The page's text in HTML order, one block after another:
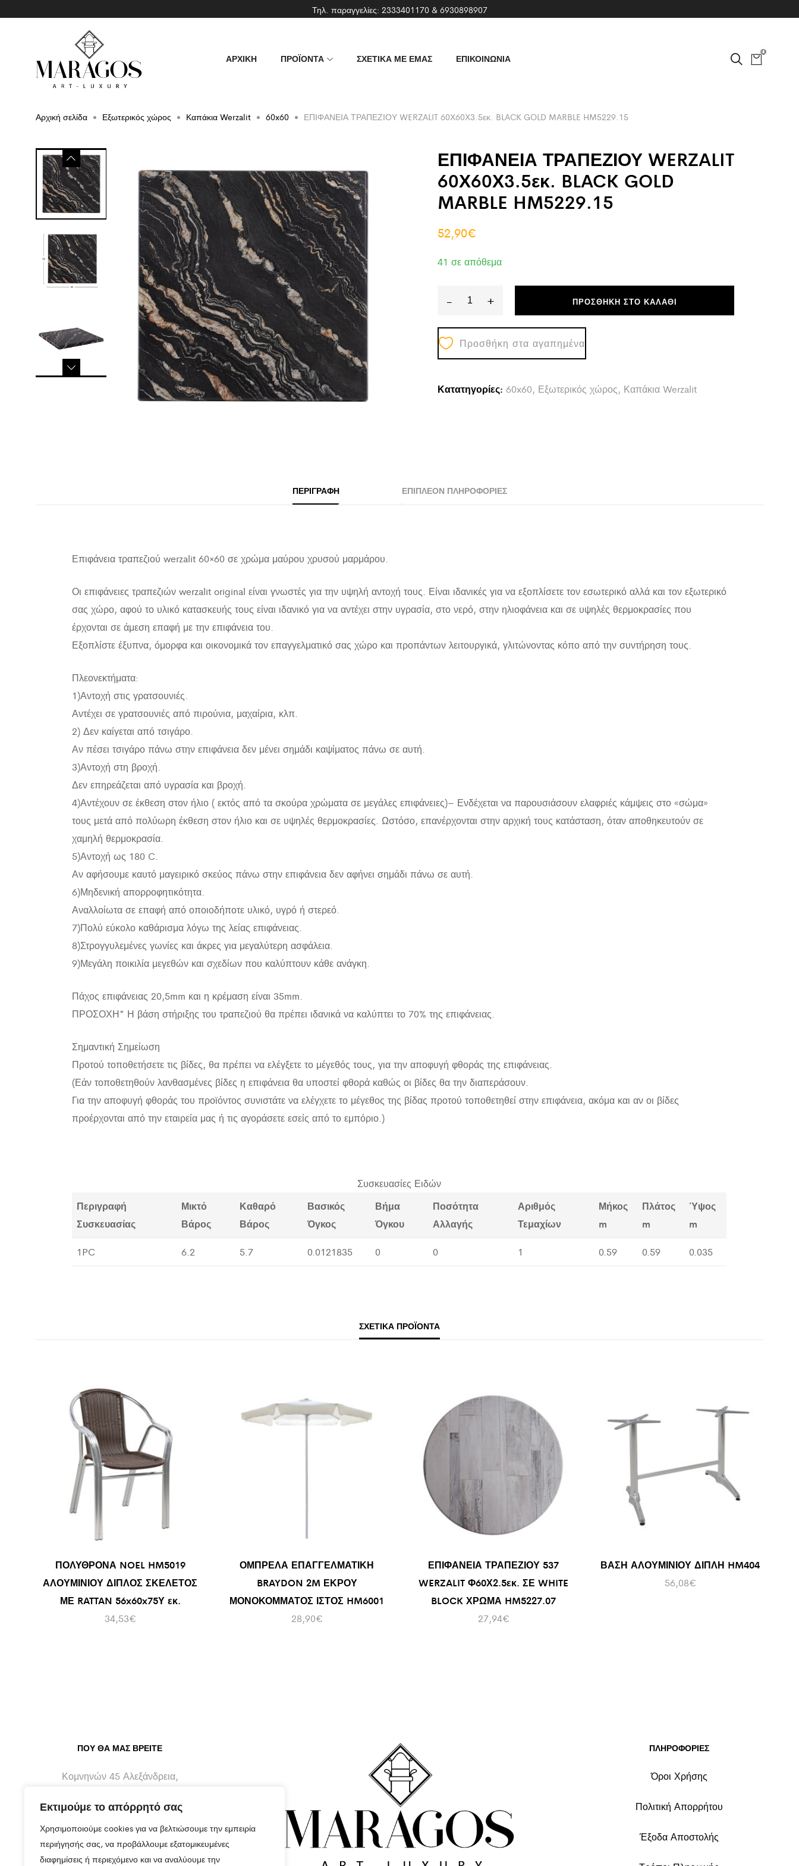
Εκτιμούμε το απόρρητό σας
Χρησιμοποιούμε cookies για να βελτιώσουμε την εμπειρία
περιήγησής σας, να προβάλλουμε εξατομικευμένες
διαφημίσεις ή περιεχόμενο και να αναλύουμε την
Τηλ. παραγγελίες: 2333401170& 6930898907
ΑΡΧΙΚΗ ΠΡΟΪΟΝΤΑ ΣΧΕΤΙΚΑ ΜΕ ΕΜΑΣ ΕΠΙΚΟΙΝΩΝΙΑ
0
Αρχική σελίδα Εξωτερικός χώρος Καπάκια Werzalit 60x60 ΕΠΙΦΑΝΕΙΑ ΤΡΑΠΕΖΙΟΥ WERZALIT 60Χ60Χ3.5εκ. BLACK GOLD MARBLE HM5229.15
ΕΠΙΦΑΝΕΙΑ ΤΡΑΠΕΖΙΟΥ WERZALIT
60Χ60Χ3.5εκ. BLACK GOLD
MARBLE HM5229.15
52,90€
41 σε απόθεμα
-
ΕΠΙΦΑΝΕΙΑ
ΤΡΑΠΕΖΙΟΥ
WERZALIT
60Χ60Χ3.5εκ.
GOLD
+ ΠΡΟΣΘΉΚΗ ΣΤΟ ΚΑΛΆΘΙ
Προσθήκη στα αγαπημένα
Κατατηγορίες: 60x60, Εξωτερικός χώρος, Καπάκια Werzalit
ΠΕΡΙΓΡΑΦΉ ΕΠΙΠΛΈΟΝ ΠΛΗΡΟΦΟΡΊΕΣ
Επιφάνεια τραπεζιού werzalit 60×60 σε χρώμα μαύρου χρυσού μαρμάρου.
Οι επιφάνειες τραπεζιών werzalit original είναι γνωστές για την υψηλή αντοχή τους. Είναι ιδανικές για να εξοπλίσετε τον εσωτερικό αλλά και τον εξωτερικό
σας χώρο, αφού το υλικό κατασκευής τους είναι ιδανικό για να αντέχει στην υγρασία, στο νερό, στην ηλιοφάνεια και σε υψηλές θερμοκρασίες που
έρχονται σε άμεση επαφή με την επιφάνεια του.
Εξοπλίστε έξυπνα, όμορφα και οικονομικά τον επαγγελματικό σας χώρο και προπάντων λειτουργικά, γλιτώνοντας κόπο από την συντήρηση τους.
Πλεονεκτήματα:
1)Αντοχή στις γρατσουνιές.
Αντέχει σε γρατσουνιές από πιρούνια, μαχαίρια, κλπ.
2) Δεν καίγεται από τσιγάρο.
Αν πέσει τσιγάρο πάνω στην επιφάνεια δεν μένει σημάδι καψίματος πάνω σε αυτή.
3)Αντοχή στη βροχή.
Δεν επηρεάζεται από υγρασία και βροχή.
4)Αντέχουν σε έκθεση στον ήλιο ( εκτός από τα σκούρα χρώματα σε μεγάλες επιφάνειες)– Ενδέχεται να παρουσιάσουν ελαφριές κάμψεις στο «σώμα»
τους μετά από πολύωρη έκθεση στον ήλιο και σε υψηλές θερμοκρασίες. Ωστόσο, επανέρχονται στην αρχική τους κατάσταση, όταν αποθηκευτούν σε
χαμηλή θερμοκρασία.
5)Αντοχή ως 180 C.
Αν αφήσουμε καυτό μαγειρικό σκεύος πάνω στην επιφάνεια δεν αφήνει σημάδι πάνω σε αυτή.
6)Μηδενική απορροφητικότητα.
Αναλλοίωτα σε επαφή από οποιοδήποτε υλικό, υγρό ή στερεό.
7)Πολύ εύκολο καθάρισμα λόγω της λείας επιφάνειας.
8)Στρογγυλεμένες γωνίες και άκρες για μεγαλύτερη ασφάλεια.
9)Μεγάλη ποικιλία μεγεθών και σχεδίων που καλύπτουν κάθε ανάγκη.
Πάχος επιφάνειας 20,5mm και η κρέμαση είναι 35mm.
ΠΡΟΣΟΧΗ* Η βάση στήριξης του τραπεζιού θα πρέπει ιδανικά να καλύπτει το 70% της επιφάνειας.
Σημαντική Σημείωση
Προτού τοποθετήσετε τις βίδες, θα πρέπει να ελέγξετε το μέγεθός τους, για την αποφυγή φθοράς της επιφάνειας.
(Εάν τοποθετηθούν λανθασμένες βίδες η επιφάνεια θα υποστεί φθορά καθώς οι βίδες θα την διαπεράσουν.
Για την αποφυγή φθοράς του προϊόντος συνιστάτε να ελέγχετε το μέγεθος της βίδας προτού τοποθετηθεί στην επιφάνεια, ακόμα και αν οι βίδες
προέρχονται από την εταιρεία μας ή τις αγοράσετε εσείς από το εμπόριο.)
Συσκευασίες Ειδών
Περιγραφή
Συσκευασίας
Μικτό
Βάρος
Καθαρό
Βάρος
Βασικός
Όγκος
Βήμα
Όγκου
Ποσότητα
Αλλαγής
Αριθμός
Τεμαχίων
Μήκος
m
Πλάτος
m
Ύψος
m
1PC 6.2 5.7 0.0121835 0 0 1 0.59 0.59 0.035
ΣΧΕΤΙΚΆ ΠΡΟΪΌΝΤΑ
ΠΟΛΥΘΡΟΝΑ NOEL HM5019
ΑΛΟΥΜΙΝΙΟΥ ΔΙΠΛΟΣ ΣΚΕΛΕΤΟΣ
ΜΕ RATTAN 56x60x75Υ εκ.
34,53€
ΟΜΠΡΕΛΑ ΕΠΑΓΓΕΛΜΑΤΙΚΗ
BRAYDON 2M ΕΚΡΟΥ
ΜΟΝΟΚΟΜΜΑΤΟΣ ΙΣΤΟΣ HM6001
28,90€
ΕΠΙΦΑΝΕΙΑ ΤΡΑΠΕΖΙΟΥ 537
WERZALIT Φ60Χ2.5εκ. ΣΕ WHITE
BLOCK ΧΡΩΜΑ HM5227.07
27,94€
ΒΑΣΗ ΑΛΟΥΜΙΝΙΟΥ ΔΙΠΛΗ HM404
56,08€
ΠΟΥ ΘΑ ΜΑΣ ΒΡΕΊΤΕ
Κομνηνών 45 Αλεξάνδρεια,
info@maragos-artluxury.com
+30 2333401170
ΠΛΗΡΟΦΟΡΙΕΣ
Όροι Χρήσης
Πολιτική Απορρήτου
Έξοδα Αποστολής